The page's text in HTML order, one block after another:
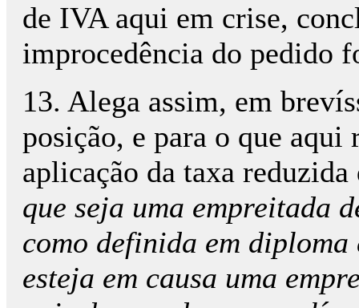
de IVA aqui em crise,
improcedência do pedido
13. Alega assim, em
posição, e para o que aqui
aplicação da taxa
que seja uma empreitada
como definida em
esteja em causa uma